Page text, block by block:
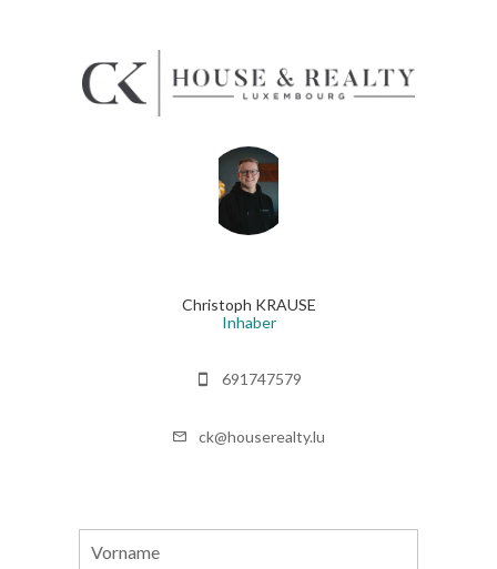
Christoph KRAUSE
Inhaber
691747579
ck@houserealty.lu